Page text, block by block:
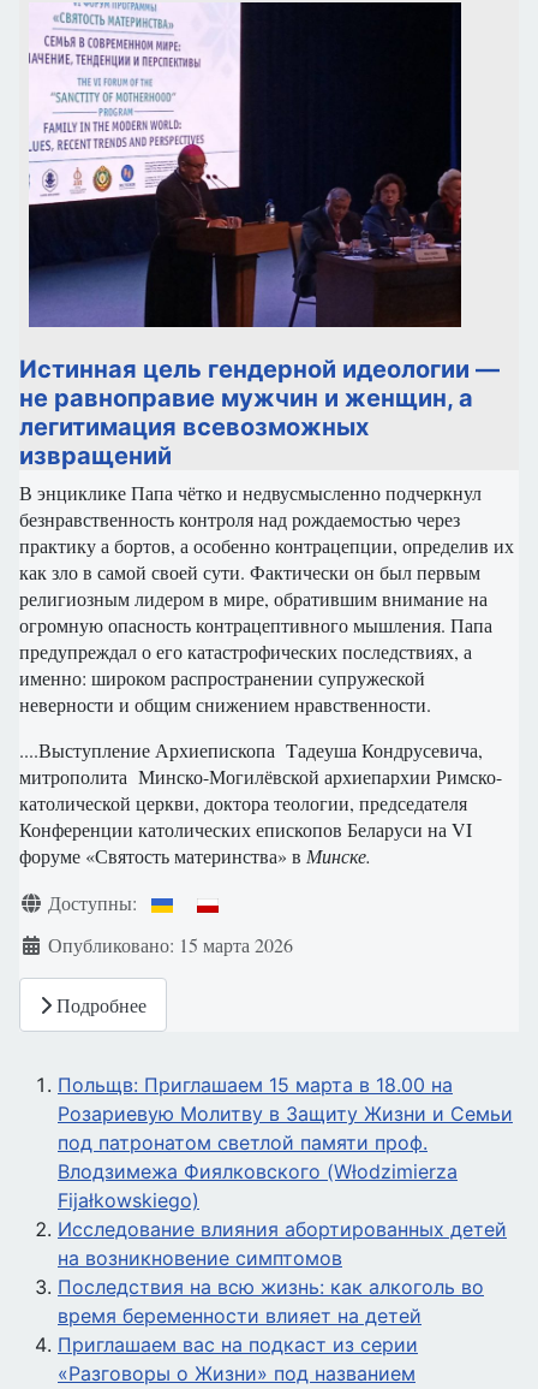
Истинная цель гендерной идеологии —
не равноправие мужчин и женщин, а
легитимация всевозможных
извращений
В энциклике Папа чётко и недвусмысленно подчеркнул
безнравственность контроля над рождаемостью через
практику а бортов, а особенно контрацепции, определив их
как зло в самой своей сути. Фактически он был первым
религиозным лидером в мире, обратившим внимание на
огромную опасность контрацептивного мышления. Папа
предупреждал о его катастрофических последствиях, а
именно: широком распространении супружеской
неверности и общим снижением нравственности.
....Выступление Архиепископа Tадеуша Кондрусевича,
митрополита Минско-Могилёвской архиепархии Римско-
католической церкви, доктора теологии, председателя
Конференции католических епископов Беларуси на VI
форуме «Святость материнства» в Минске.
Информация о материале
Доступны:
Опубликовано: 15 марта 2026
Подробнее
Польщв: Приглашаем 15 марта в 18.00 на
Розариевую Молитву в Защиту Жизни и Семьи
под патронатом светлой памяти проф.
Влодзимежа Фиялковского (Włodzimierza
Fijałkowskiego)
Исследование влияния абортированных детей
на возникновение симптомов
Последствия на всю жизнь: как алкоголь во
время беременности влияет на детей
Приглашаем вас на подкаст из серии
«Разговоры о Жизни» под названием